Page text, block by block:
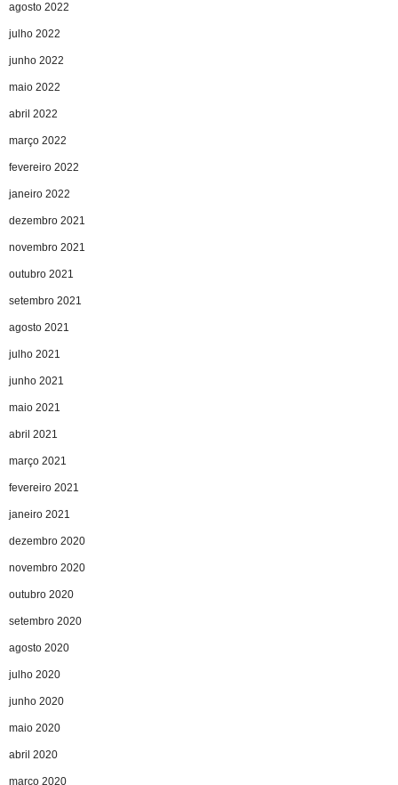
agosto 2022
julho 2022
junho 2022
maio 2022
abril 2022
março 2022
fevereiro 2022
janeiro 2022
dezembro 2021
novembro 2021
outubro 2021
setembro 2021
agosto 2021
julho 2021
junho 2021
maio 2021
abril 2021
março 2021
fevereiro 2021
janeiro 2021
dezembro 2020
novembro 2020
outubro 2020
setembro 2020
agosto 2020
julho 2020
junho 2020
maio 2020
abril 2020
março 2020